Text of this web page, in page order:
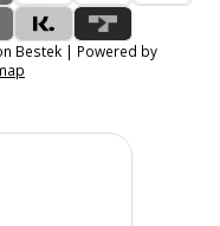
Bestek | Powered by